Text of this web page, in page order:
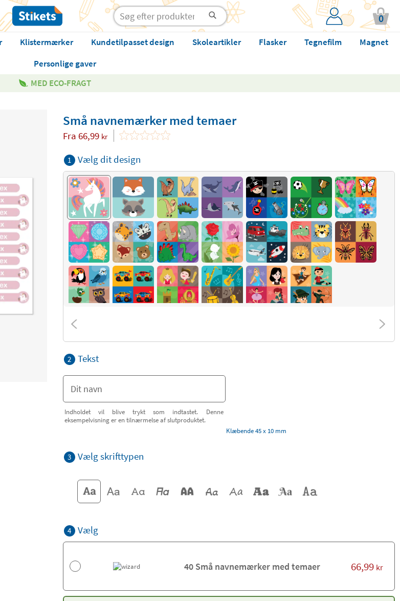
0
Klistermærker Kundetilpasset design Skoleartikler Flasker Tegnefilm
Magnet
Personlige gaver
MED ECO-FRAGT
Små navnemærker med temaer
Fra 66,99 kr
1 Vælg dit design
2 Tekst
Indholdet vil blive trykt som indtastet. Denne
eksempelvisning er en tilnærmelse af slutproduktet.
Klæbende 45 x 10 mm
3 Vælg skrifttypen
4 Vælg
40 Små navnemærker med temaer 66,99 kr